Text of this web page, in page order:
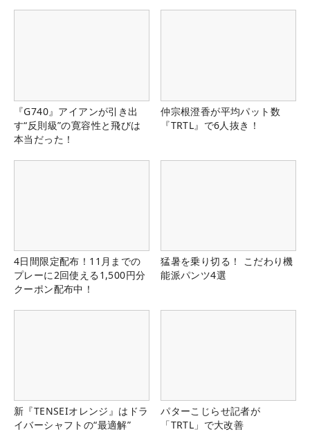
『G740』アイアンが引き出
す“反則級”の寛容性と飛びは
本当だった！
仲宗根澄香が平均パット数
『TRTL』で6人抜き！
4日間限定配布！11月までの
プレーに2回使える1,500円分
クーポン配布中！
猛暑を乗り切る！ こだわり機
能派パンツ4選
新『TENSEIオレンジ』はドラ
イバーシャフトの“最適解”
パターこじらせ記者が
「TRTL」で大改善